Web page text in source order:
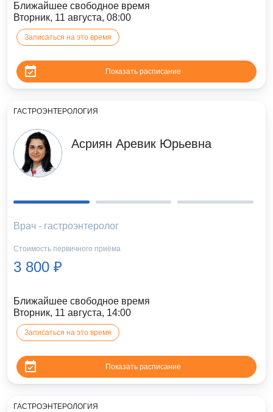
Ближайшее свободное время
Вторник, 11 августа, 08:00
Записаться на это время
Показать расписание
ГАСТРОЭНТЕРОЛОГИЯ
Асриян Аревик Юрьевна
Врач - гастроэнтеролог
Стоимость первичного приёма
3 800 ₽
Ближайшее свободное время
Вторник, 11 августа, 14:00
Записаться на это время
Показать расписание
ГАСТРОЭНТЕРОЛОГИЯ